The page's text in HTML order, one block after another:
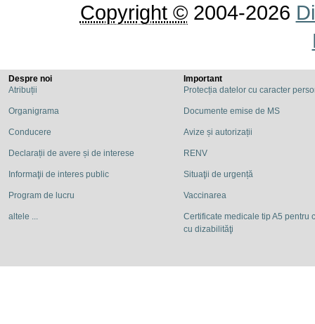
Copyright ©2004-2026
Despre noi
Atribuții
Organigrama
Conducere
Declarații de avere și de interese
Informaţii de interes public
Program de lucru
altele ...
Important
Protecția datelor cu caracter
Documente emise de MS
Avize și autorizații
RENV
Situaţii de urgență
Vaccinarea
Certificate medicale tip A5 pentru
cu dizabilităţi